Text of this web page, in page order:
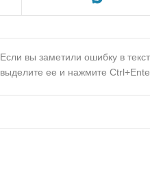
Если вы заметили ошибку в
выделите ее и нажмите